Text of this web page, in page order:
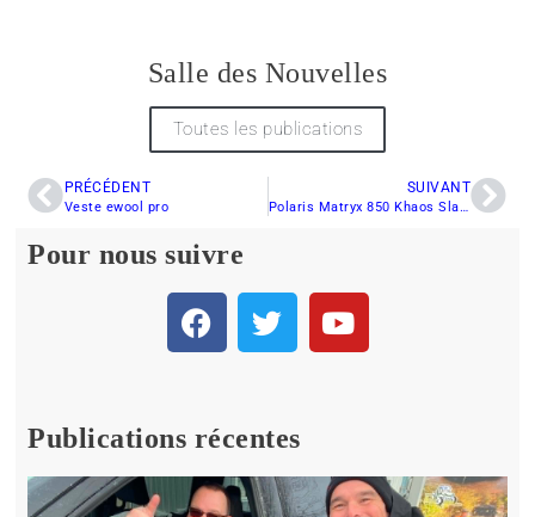
Salle des Nouvelles
Toutes les publications
PRÉCÉDENT
Veste ewool pro
SUIVANT
Polaris Matryx 850 Khaos Slash 155 2022… retour sur la saison passée.
Pour nous suivre
Publications récentes